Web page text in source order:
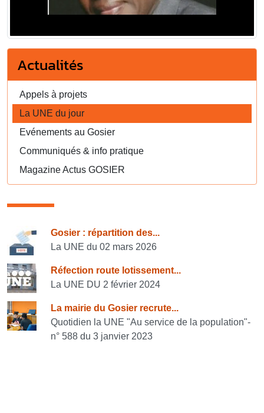
Actualités
Appels à projets
La UNE du jour
Evénements au Gosier
Communiqués & info pratique
Magazine Actus GOSIER
Consulter également
Gosier : répartition des...
La UNE du 02 mars 2026
Réfection route lotissement...
La UNE DU 2 février 2024
La mairie du Gosier recrute...
Quotidien la UNE "Au service de la population"-
n° 588 du 3 janvier 2023